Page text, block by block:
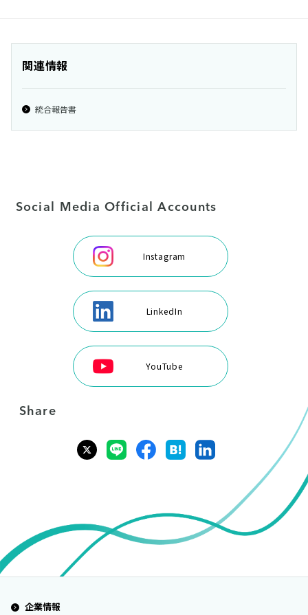
関連情報
統合報告書
Social Media Official Accounts
Instagram
LinkedIn
YouTube
Share
企業情報